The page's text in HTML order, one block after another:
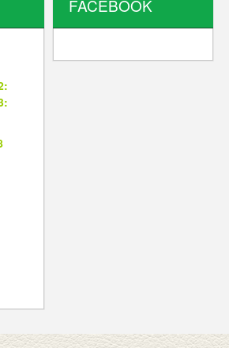
FACEBOOK